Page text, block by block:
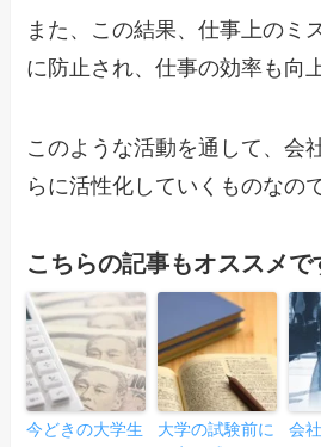
また、この結果、仕事上のミ
に防止され、仕事の効率も向
このような活動を通して、会
らに活性化していくものなの
こちらの記事もオススメで
今どきの大学生
大学の試験前に
会